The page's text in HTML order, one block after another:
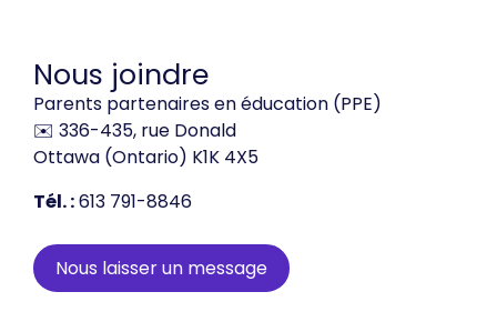
Nous joindre
Parents partenaires en éducation (PPE)
✉️ 336-435, rue Donald
Ottawa (Ontario) K1K 4X5
Tél. :613 791-8846
Nous laisser un message